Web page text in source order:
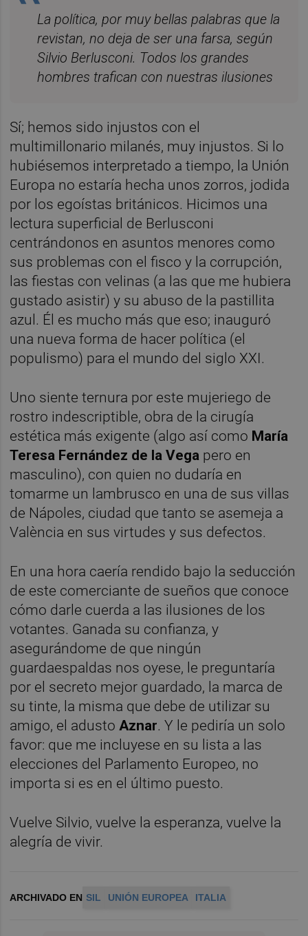
La política, por muy bellas palabras que la
revistan, no deja de ser una farsa, según
Silvio Berlusconi. Todos los grandes
hombres trafican con nuestras ilusiones
Sí; hemos sido injustos con el
multimillonario milanés, muy injustos. Si lo
hubiésemos interpretado a tiempo, la Unión
Europa no estaría hecha unos zorros, jodida
por los egoístas británicos. Hicimos una
lectura superficial de Berlusconi
centrándonos en asuntos menores como
sus problemas con el fisco y la corrupción,
las fiestas con velinas (a las que me hubiera
gustado asistir) y su abuso de la pastillita
azul. Él es mucho más que eso; inauguró
una nueva forma de hacer política (el
populismo) para el mundo del siglo XXI.
Uno siente ternura por este mujeriego de
rostro indescriptible, obra de la cirugía
estética más exigente (algo así como María
Teresa Fernández de la Vega pero en
masculino), con quien no dudaría en
tomarme un lambrusco en una de sus villas
de Nápoles, ciudad que tanto se asemeja a
València en sus virtudes y sus defectos.
En una hora caería rendido bajo la seducción
de este comerciante de sueños que conoce
cómo darle cuerda a las ilusiones de los
votantes. Ganada su confianza, y
asegurándome de que ningún
guardaespaldas nos oyese, le preguntaría
por el secreto mejor guardado, la marca de
su tinte, la misma que debe de utilizar su
amigo, el adustoAznar. Y le pediría un solo
favor: que me incluyese en su lista a las
elecciones del Parlamento Europeo, no
importa si es en el último puesto.
Vuelve Silvio, vuelve la esperanza, vuelve la
alegría de vivir.
ARCHIVADO EN SIL UNIÓN EUROPEA ITALIA